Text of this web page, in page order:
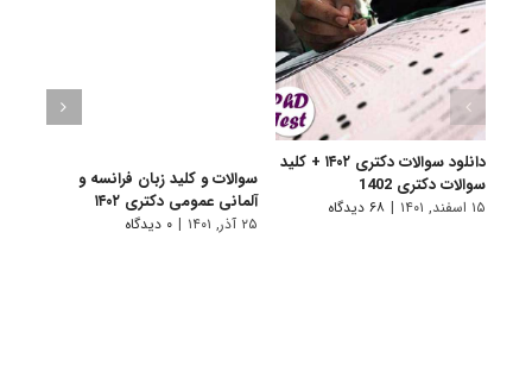
دانلود سوالات دکتری ۱۴۰۲ + کلید
سوالات دکتری 1402
۱۵ اسفند, ۱۴۰۱ | ۶۸ دیدگاه
سوالات و کلید زبان فرانسه و
آلمانی عمومی دکتری ۱۴۰۲
۲۵ آذر, ۱۴۰۱ | ۰ دیدگاه